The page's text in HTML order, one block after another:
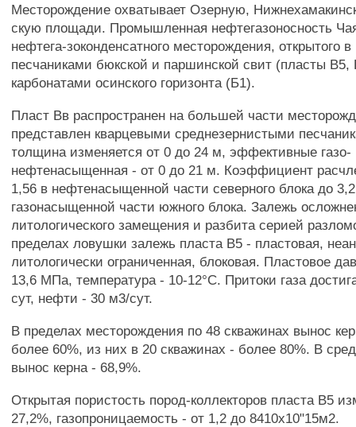
Месторождение охватывает Озерную,
скую площади. Промышленная нефтегазоносность
нефтега-зоконденсатного месторождения, открытого в
песчаниками бюкской и паршинской свит (пласты
карбонатами осинского горизонта (Б1).
Пласт Вв распространен на большей части
представлен кварцевыми среднезернистыми
толщина изменяется от 0 до 24 м, эффективные газо-
нефтенасыщенная - от 0 до 21 м. Коэффициент
1,56 в нефтенасыщенной части северного блока до
газонасыщенной части южного блока. Залежь
литологического замещения и разбита серией
пределах ловушки залежь пласта В5 - пластовая,
литологически ограниченная, блоковая. Пластовое
13,6 МПа, температура - 10-12°С. Притоки газа
сут, нефти - 30 м3/сут.
В пределах месторождения по 48 скважинах вынос
более 60%, из них в 20 скважинах - более 80%. В
вынос керна - 68,9%.
Открытая пористость пород-коллекторов пласта В5
27,2%, газопроницаемость - от 1,2 до 8410х10"15м2.